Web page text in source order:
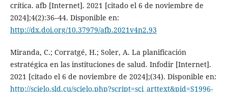
crítica. afb [Internet]. 2021 [citado el 6 de noviembre de
2024];4(2):36–44. Disponible en:
http://dx.doi.org/10.37979/afb.2021v4n2.93
Miranda, C.; Corratgé, H.; Soler, A. La planificación
estratégica en las instituciones de salud. Infodir [Internet].
2021 [citado el 6 de noviembre de 2024];(34). Disponible en:
http://scielo.sld.cu/scielo.php?script=sci_arttext&pid=S1996-